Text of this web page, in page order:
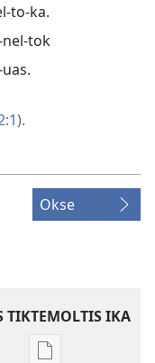
to-ka.
nel-tok
).
Okse
TIKTEMOLTIS IKA